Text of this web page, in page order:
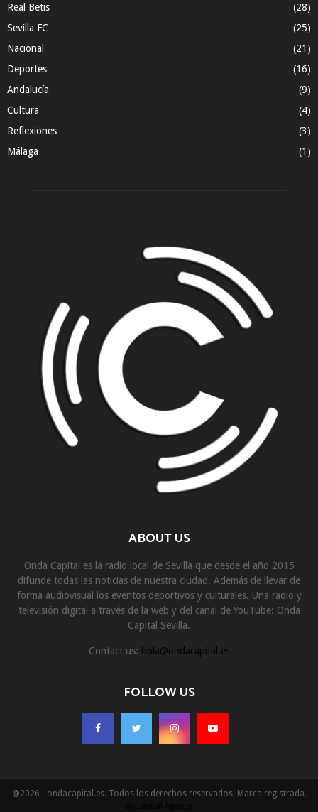
Real Betis
(28)
Sevilla FC
(25)
Nacional
(21)
Deportes
(16)
Andalucía
(9)
Cultura
(4)
Reflexiones
(3)
Málaga
(1)
ABOUT US
Onda Capital es la radio local de Sevilla que desde el año 2015
difunde todas las noticias de nuestra ciudad. Además de llevar de
forma audiovisual los eventos deportivos y culturales. Una radio y
televisión digital a través de la web y del canal de YouTube: Onda
Capital Sevilla.
Contact us: hola@ondacapital.es
FOLLOW US
@2026 - ondacapital.es. Todos los derechos reservados. Marca registrada.